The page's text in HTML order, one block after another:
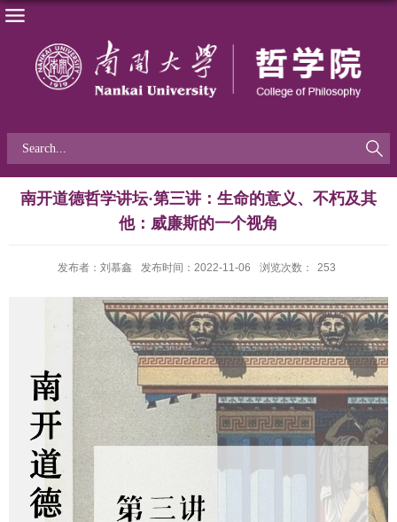
南开道德哲学讲坛·第三讲：生命的意义、不朽及其
他：威廉斯的一个视角
发布者：刘慕鑫 发布时间：2022-11-06 浏览次数： 253